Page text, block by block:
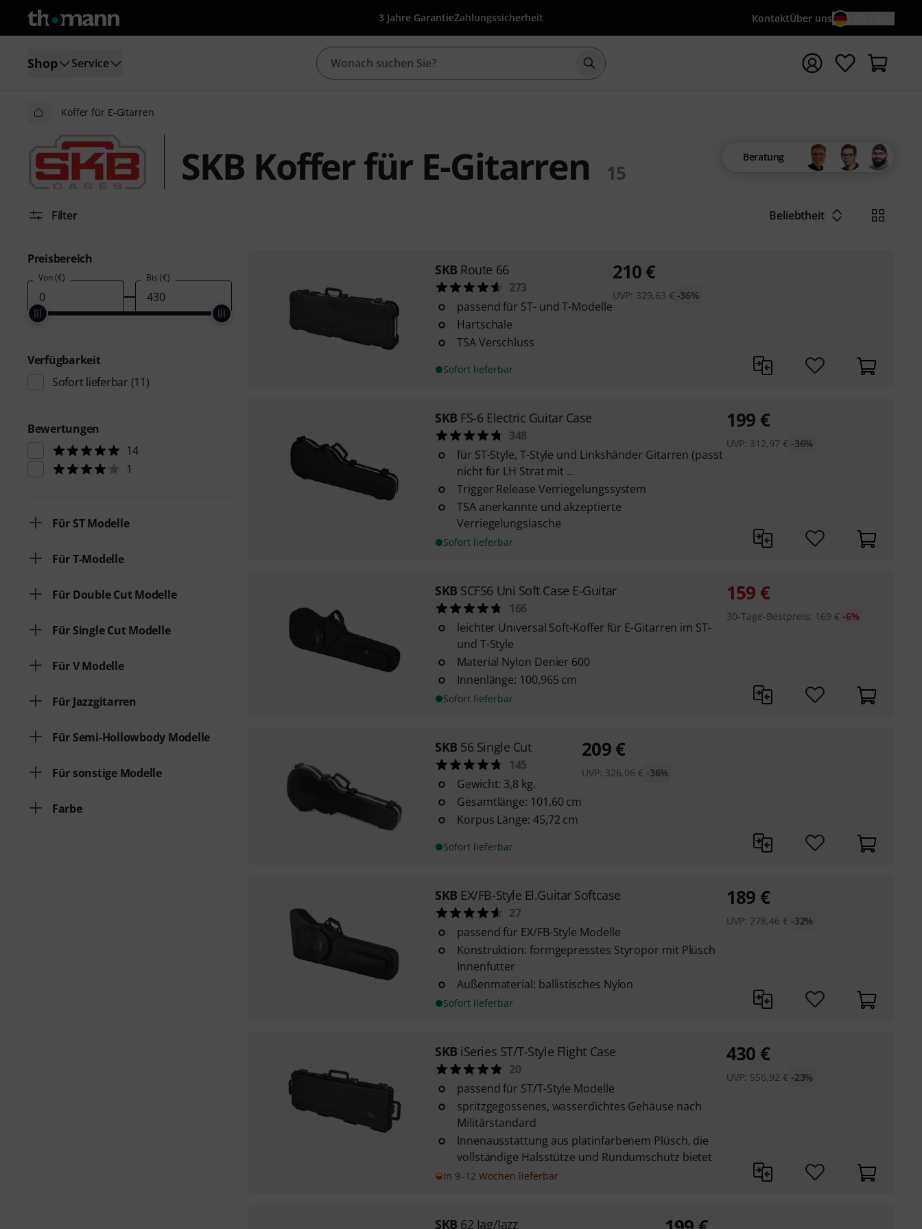
3 Jahre GarantieZahlungssicherheit KontaktÜber uns
Shop Service Suche mit Suchwort {searchTerm} starten
Koffer für E-Gitarren
SKB Koffer für E-Gitarren 15
Beratung
Filter Beliebtheit
Preisbereich
Von (€) Bis (€)
Verfügbarkeit
Sofort lieferbar (11)
Bewertungen
14
1
Für ST Modelle
Für T-Modelle
Für Double Cut Modelle
Für Single Cut Modelle
Für V Modelle
Für Jazzgitarren
Für Semi-Hollowbody Modelle
Für sonstige Modelle
Farbe
SKB Route 66
273
passend für ST- und T-Modelle
Hartschale
TSA Verschluss
Sofort lieferbar
210€
UVP: 329,63 € -36%
SKB FS-6 Electric Guitar Case
348
für ST-Style, T-Style und Linkshänder Gitarren (passt
nicht für LH Strat mit ...
Trigger Release Verriegelungssystem
TSA anerkannte und akzeptierte
Verriegelungslasche
Sofort lieferbar
199 €
UVP: 312,97 € -36%
SKB SCFS6 Uni Soft Case E-Guitar
166
leichter Universal Soft-Koffer für E-Gitarren im ST-
und T-Style
Material Nylon Denier 600
Innenlänge: 100,965 cm
Sofort lieferbar
159 €
30-Tage-Bestpreis: 169 € -6%
SKB 56 Single Cut
145
Gewicht: 3,8 kg.
Gesamtlänge: 101,60 cm
Korpus Länge: 45,72 cm
Sofort lieferbar
209€
UVP: 326,06 € -36%
SKB EX/FB-Style El.Guitar Softcase
27
passend für EX/FB-Style Modelle
Konstruktion: formgepresstes Styropor mit Plüsch
Innenfutter
Außenmaterial: ballistisches Nylon
Sofort lieferbar
189 €
UVP: 278,46 € -32%
SKB iSeries ST/T-Style Flight Case
20
passend für ST/T-Style Modelle
spritzgegossenes, wasserdichtes Gehäuse nach
Militärstandard
Innenausstattung aus platinfarbenem Plüsch, die
vollständige Halsstütze und Rundumschutz bietet
In 9–12 Wochen lieferbar
430 €
UVP: 556,92 € -23%
SKB 62 Jag/Jazz